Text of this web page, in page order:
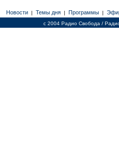
Новости | Темы дня | Программы |
c 2004 Радио Свобода /